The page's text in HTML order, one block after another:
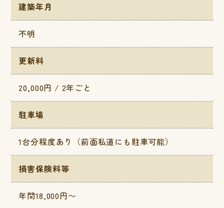
建築年月
不明
更新料
20,000円 / 2年ごと
駐車場
1台分程度あり（前面私道にも駐車可能）
損害保険料等
年間18,000円〜